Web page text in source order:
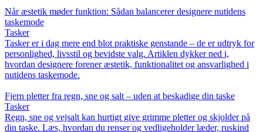
Når æstetik møder funktion: Sådan balancerer designere nutidens
taskemode
Tasker
Tasker er i dag mere end blot praktiske genstande – de er udtryk for
personlighed, livsstil og bevidste valg. Artiklen dykker ned i,
hvordan designere forener æstetik, funktionalitet og ansvarlighed i
nutidens taskemode.
Fjern pletter fra regn, sne og salt – uden at beskadige din taske
Tasker
Regn, sne og vejsalt kan hurtigt give grimme pletter og skjolder på
din taske. Læs, hvordan du renser og vedligeholder læder, ruskind